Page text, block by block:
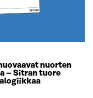
nuorten
– Sitran tuore